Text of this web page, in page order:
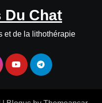
Du Chat
et de la lithothérapie